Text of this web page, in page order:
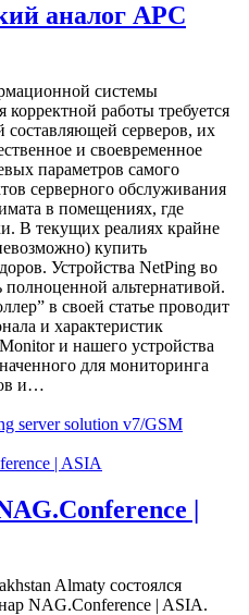
аналог APC
системы
работы требуется
составляющей серверов, их
и своевременное
параметров самого
серверного обслуживания
в помещениях, где
В текущих реалиях крайне
купить
Устройства NetPing во
альтернативой.
в своей статье проводит
и характеристик
и нашего устройства
для мониторинга
и…
server solution v7/GSM
|
Almaty состоялся
NAG.Conference | ASIA.